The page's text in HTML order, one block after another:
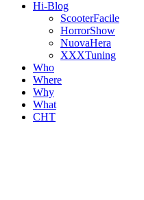
Hi-Blog
ScooterFacile
HorrorShow
NuovaHera
XXXTuning
Who
Where
Why
What
CHT